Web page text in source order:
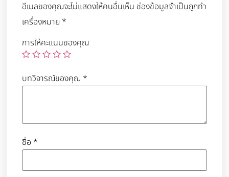
อีเมลของคุณจะไม่แสดงให้คนอื่นเห็น ช่องข้อมูลจำเป็นถูกทำ
เครื่องหมาย *
การให้คะแนนของคุณ
บทวิจารณ์ของคุณ *
ชื่อ *